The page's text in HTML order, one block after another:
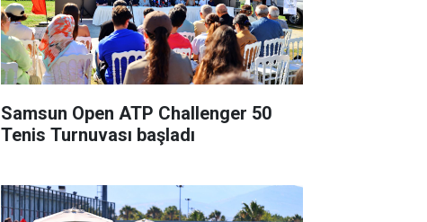
Samsun Open ATP Challenger 50
Tenis Turnuvası başladı